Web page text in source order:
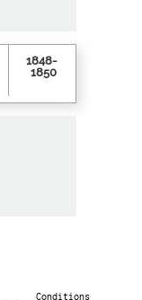
1848-
1850
Conditions